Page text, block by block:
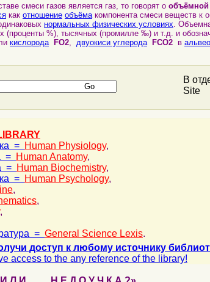
смеси газов является газ, то говорят о объёмной
как отношение объёма компонента смеси веществ к
нормальных физических условиях .
(проценты %), тысячных (промилле ‰) и т.д. и
кислорода FO2 двуокиси углерода FCO2 в
В
Site
= Human Physiology,
= Human Anatomy,
= Human Biochemistry,
= Human Psychology,
,
,
,
= General Science Lexis.
доступ к любому источнику
access to the any reference of the library!